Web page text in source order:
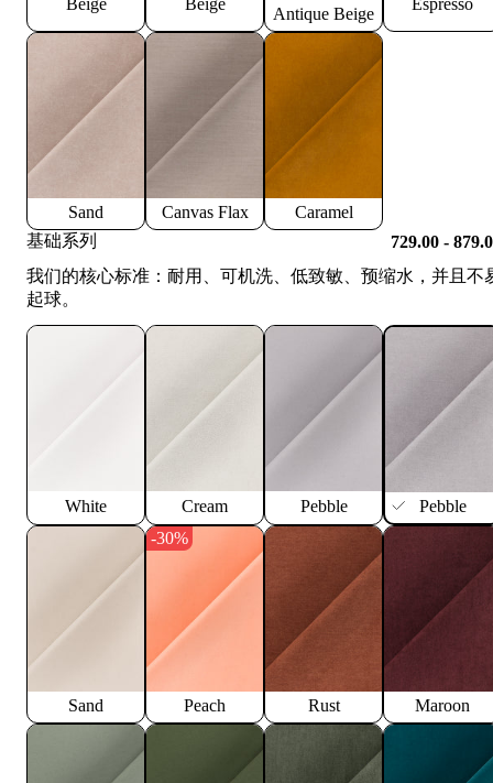
Beige Beige
Antique Beige
Espresso
Sand Canvas Flax
Caramel
基础系列
729.00 -
我们的核心标准：耐用、可机洗、低致敏、预缩水，并且不
起球。
White Cream Pebble Pebble
Sand
-30%
Peach Rust Maroon